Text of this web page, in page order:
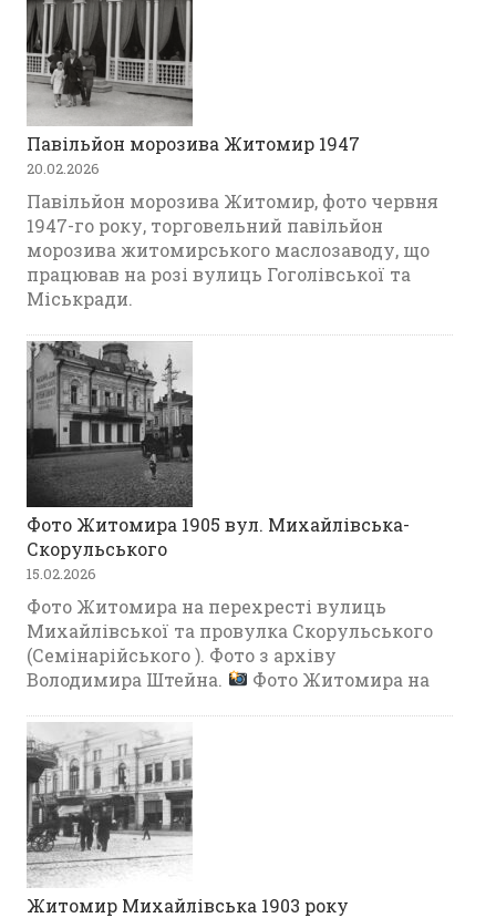
Павільйон морозива Житомир 1947
20.02.2026
Павільйон морозива Житомир, фото червня
1947-го року, торговельний павільйон
морозива житомирського маслозаводу, що
працював на розі вулиць Гоголівської та
Міськради.
Фото Житомира 1905 вул. Михайлівська-
Скорульського
15.02.2026
Фото Житомира на перехресті вулиць
Михайлівської та провулка Скорульського
(Семінарійського ). Фото з архіву
Володимира Штейна.
Фото Житомира на
Житомир Михайлівська 1903 року